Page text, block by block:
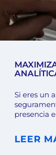
Si eres un
presencia
LEER